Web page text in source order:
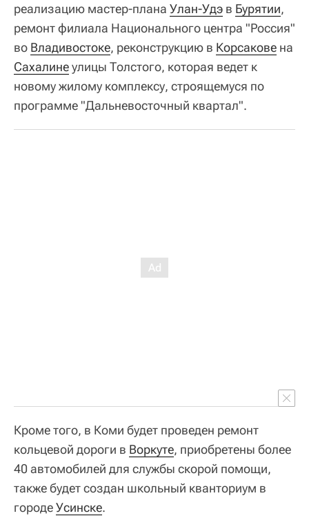
реализацию мастер-плана Улан-Удэ в Бурятии,
ремонт филиала Национального центра "Россия"
во Владивостоке, реконструкцию в Корсакове на
Сахалинеулицы Толстого, которая ведет к
новому жилому комплексу, строящемуся по
программе "Дальневосточный квартал".
Кроме того, в Коми будет проведен ремонт
кольцевой дороги в Воркуте, приобретены более
40 автомобилей для службы скорой помощи,
также будет создан школьный кванториум в
городеУсинске.